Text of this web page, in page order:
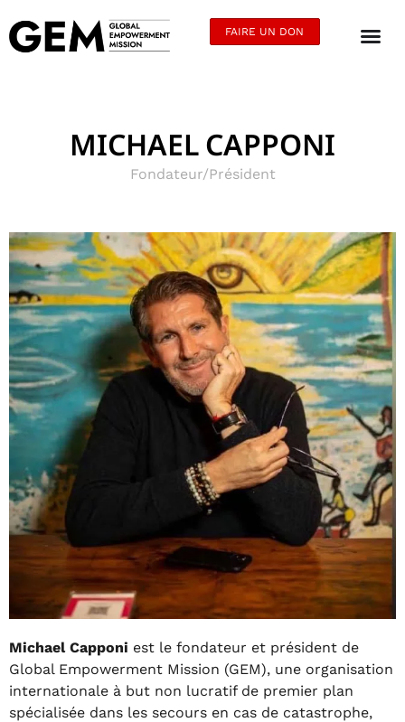
FAIRE UN DON
MICHAEL CAPPONI
Fondateur/Président
Michael Capponi est le fondateur et président de
Global Empowerment Mission (GEM), une organisation
internationale à but non lucratif de premier plan
spécialisée dans les secours en cas de catastrophe,